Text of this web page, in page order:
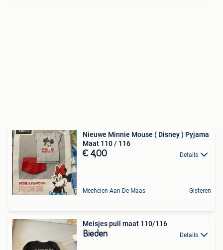
Nieuwe Minnie Mouse ( Disney ) Pyjama
Maat 110 / 116
€ 4,00 Details
Mechelen-Aan-De-Maas Gisteren
Meisjes pull maat 110/116
Bieden Details